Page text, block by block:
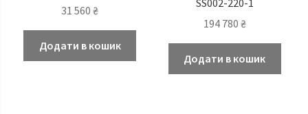
31 560₴
Додати в кошик
194 780 ₴
Додати в кошик